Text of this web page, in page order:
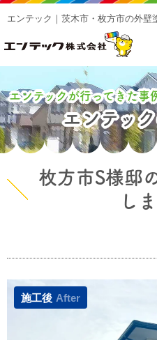
エンテック｜茨木市・枚方市の外壁
エンテックが行ってきた事
エンテッ
枚方市S様邸
し
施工後 After